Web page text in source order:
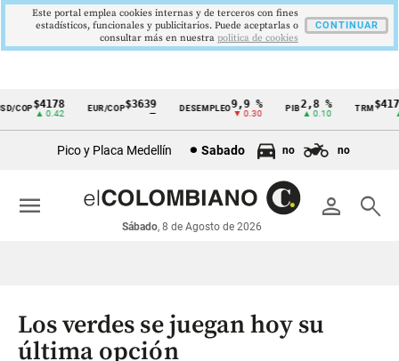
Cintillo
económicos
Colombia
COP$4178
▲ 0.42
EUR/COP$3639 DESEMPLEO 9,9 %
▼ 0.30
PIB2,8 %
▲ 0.10
TRM
▲
Pico y Placa Medellín Sabado no no
person search
Sábado, 8 de Agosto de 2026
menu
Los verdes se juegan hoy su
última opción
Este portal emplea cookies internas y de terceros con fines
estadísticos, funcionales y publicitarios. Puede aceptarlas o
consultar más en nuestra politica de cookies
CONTINUAR